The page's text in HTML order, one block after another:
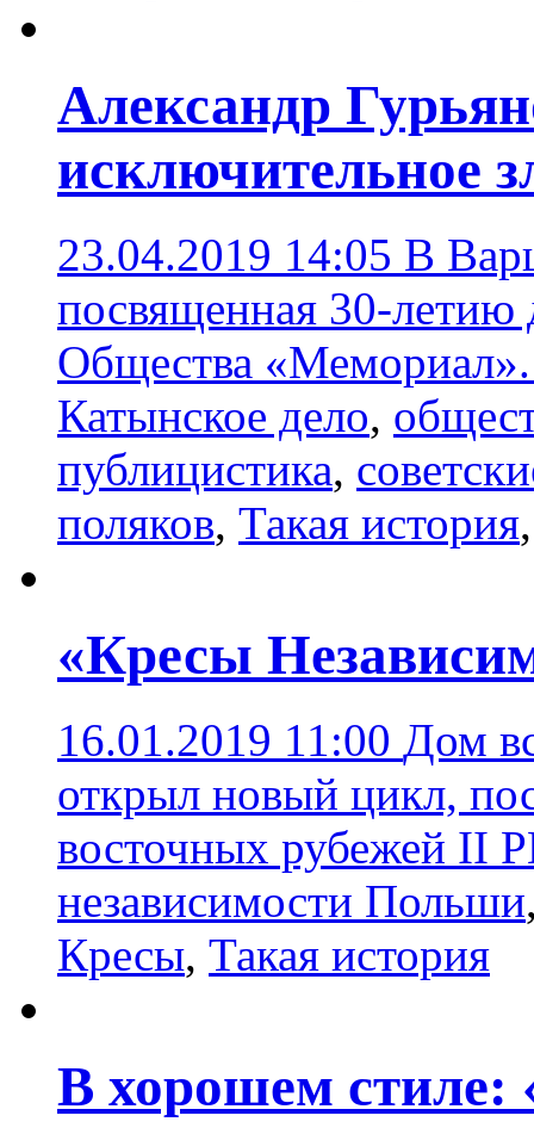
Александр
исключительное
23.04.2019 14:05 В
посвященная 30-летию
Общества
Катынское дело,
публицистика,
поляков, Такая история
«Кресы
16.01.2019 11:00 Дом
открыл новый цикл,
восточных рубежей II
независимости Польши
Кресы, Такая история
В хорошем